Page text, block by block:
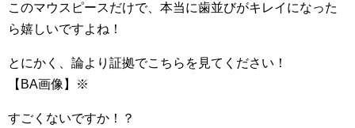
このマウスピースだけで、本当に歯並びがキレイになった
ら嬉しいですよね！
とにかく、論より証拠でこちらを見てください！
【BA画像】※
すごくないですか！？